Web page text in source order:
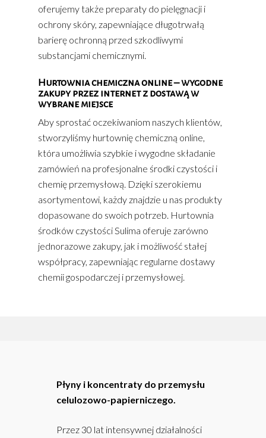
oferujemy także preparaty do pielęgnacji i
ochrony skóry, zapewniające długotrwałą
barierę ochronną przed szkodliwymi
substancjami chemicznymi.
Hurtownia chemiczna online – wygodne
zakupy przez internet z dostawą w
wybrane miejsce
Aby sprostać oczekiwaniom naszych klientów,
stworzyliśmy hurtownię chemiczną online,
która umożliwia szybkie i wygodne składanie
zamówień na profesjonalne środki czystości i
chemię przemysłową. Dzięki szerokiemu
asortymentowi, każdy znajdzie u nas produkty
dopasowane do swoich potrzeb. Hurtownia
środków czystości Sulima oferuje zarówno
jednorazowe zakupy, jak i możliwość stałej
współpracy, zapewniając regularne dostawy
chemii gospodarczej i przemysłowej.
Płyny i koncentraty do przemysłu
celulozowo-papierniczego.
Przez 30 lat intensywnej działalności